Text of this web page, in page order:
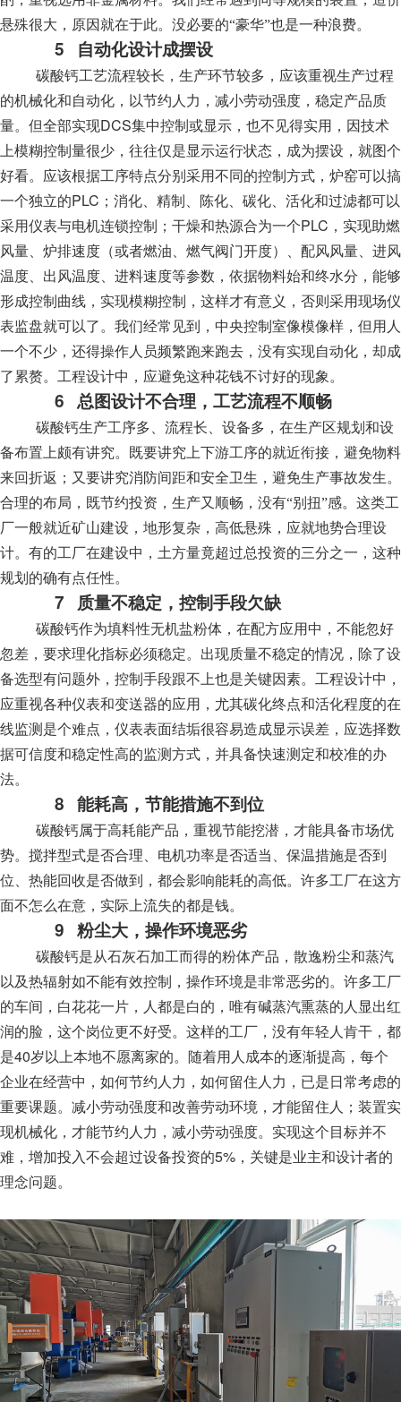
悬殊很大，原因就在于此。没必要的“豪华”也是一种浪费。
5 自动化设计成摆设
碳酸钙工艺流程较长，生产环节较多，应该重视生产过程
的机械化和自动化，以节约人力，减小劳动强度，稳定产品质
量。但全部实现DCS集中控制或显示，也不见得实用，因技术
上模糊控制量很少，往往仅是显示运行状态，成为摆设，就图个
好看。应该根据工序特点分别采用不同的控制方式，炉窑可以搞
一个独立的PLC ；消化、精制、陈化、碳化、活化和过滤都可以
采用仪表与电机连锁控制；干燥和热源合为一个PLC ，实现助燃
风量、炉排速度（或者燃油、燃气阀门开度）、配风风量、进风
温度、出风温度、进料速度等参数，依据物料始和终水分，能够
形成控制曲线，实现模糊控制，这样才有意义，否则采用现场仪
表监盘就可以了。我们经常见到，中央控制室像模像样，但用人
一个不少，还得操作人员频繁跑来跑去，没有实现自动化，却成
了累赘。工程设计中，应避免这种花钱不讨好的现象。
6 总图设计不合理，工艺流程不顺畅
碳酸钙生产工序多、流程长、设备多，在生产区规划和设
备布置上颇有讲究。既要讲究上下游工序的就近衔接，避免物料
来回折返；又要讲究消防间距和安全卫生，避免生产事故发生。
合理的布局，既节约投资，生产又顺畅，没有“别扭”感。这类工
厂一般就近矿山建设，地形复杂，高低悬殊，应就地势合理设
计。有的工厂在建设中，土方量竟超过总投资的三分之一，这种
规划的确有点任性。
7 质量不稳定，控制手段欠缺
碳酸钙作为填料性无机盐粉体，在配方应用中，不能忽好
忽差，要求理化指标必须稳定。出现质量不稳定的情况，除了设
备选型有问题外，控制手段跟不上也是关键因素。工程设计中，
应重视各种仪表和变送器的应用，尤其碳化终点和活化程度的在
线监测是个难点，仪表表面结垢很容易造成显示误差，应选择数
据可信度和稳定性高的监测方式，并具备快速测定和校准的办
法。
8 能耗高，节能措施不到位
碳酸钙属于高耗能产品，重视节能挖潜，才能具备市场优
势。搅拌型式是否合理、电机功率是否适当、保温措施是否到
位、热能回收是否做到，都会影响能耗的高低。许多工厂在这方
面不怎么在意，实际上流失的都是钱。
9 粉尘大，操作环境恶劣
碳酸钙是从石灰石加工而得的粉体产品，散逸粉尘和蒸汽
以及热辐射如不能有效控制，操作环境是非常恶劣的。许多工厂
的车间，白花花一片，人都是白的，唯有碱蒸汽熏蒸的人显出红
润的脸，这个岗位更不好受。这样的工厂，没有年轻人肯干，都
是40岁以上本地不愿离家的。随着用人成本的逐渐提高，每个
企业在经营中，如何节约人力，如何留住人力，已是日常考虑的
重要课题。减小劳动强度和改善劳动环境，才能留住人；装置实
现机械化，才能节约人力，减小劳动强度。实现这个目标并不
难，增加投入不会超过设备投资的5% ，关键是业主和设计者的
理念问题。